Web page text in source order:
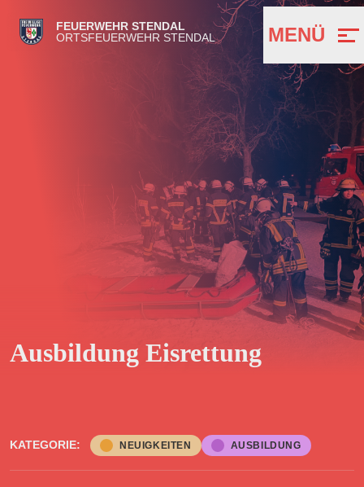
FEUERWEHR STENDAL
ORTSFEUERWEHR STENDAL
MENÜ
Ausbildung Eisrettung
KATEGORIE: NEUIGKEITEN AUSBILDUNG